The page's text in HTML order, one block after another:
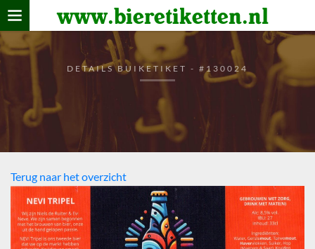
www.bieretiketten.nl
Home
verzamelen
De bierkaart
Bezoekers
DETAILS BUIKETIKET - #130024
Terug naar het overzicht